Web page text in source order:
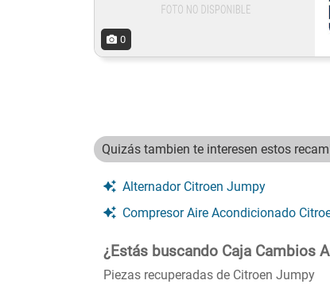
0
Quizás tambien te interesen estos
Alternador Citroen Jumpy
Compresor Aire Acondicionado Citroen
¿Estás buscando Caja Cambios
Piezas recuperadas de Citroen Jumpy